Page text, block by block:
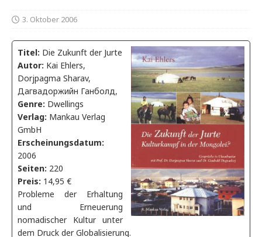
3. Oktober 2006
Titel: Die Zukunft der Jurte
Autor: Kai Ehlers,
Dorjpagma Sharav,
Дагвадоржийн Ганболд,
Genre: Dwellings
Verlag: Mankau Verlag
GmbH
Erscheinungsdatum:
2006
Seiten: 220
Preis: 14,95 €
Probleme der Erhaltung
und Erneuerung
nomadischer Kultur unter
dem Druck der Globalisierung.